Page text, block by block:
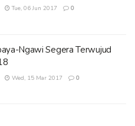
Tue, 06 Jun 2017 0
Ngawi Segera Terwujud
Wed, 15 Mar 2017 0